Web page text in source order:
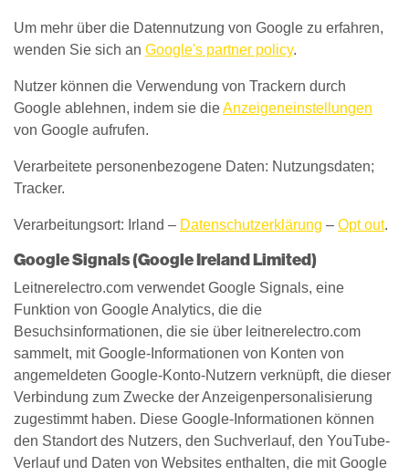
Um mehr über die Datennutzung von Google zu erfahren,
wenden Sie sich an Google's partner policy.
Nutzer können die Verwendung von Trackern durch
Google ablehnen, indem sie dieAnzeigeneinstellungen
von Google aufrufen.
Verarbeitete personenbezogene Daten: Nutzungsdaten;
Tracker.
Verarbeitungsort: Irland – Datenschutzerklärung – Opt out.
Google Signals (Google Ireland Limited)
Leitnerelectro.com verwendet Google Signals, eine
Funktion von Google Analytics, die die
Besuchsinformationen, die sie über leitnerelectro.com
sammelt, mit Google-Informationen von Konten von
angemeldeten Google-Konto-Nutzern verknüpft, die dieser
Verbindung zum Zwecke der Anzeigenpersonalisierung
zugestimmt haben. Diese Google-Informationen können
den Standort des Nutzers, den Suchverlauf, den YouTube-
Verlauf und Daten von Websites enthalten, die mit Google